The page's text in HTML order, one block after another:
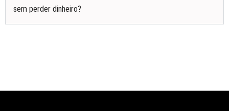
sem perder dinheiro?